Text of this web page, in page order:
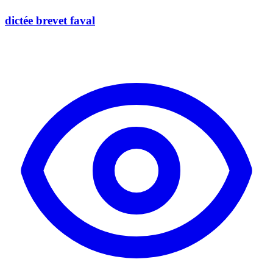
dictée brevet faval